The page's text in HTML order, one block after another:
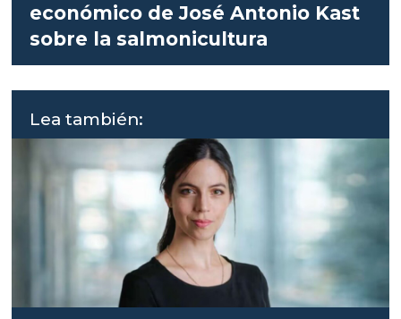
económico de José Antonio Kast
sobre la salmonicultura
Lea también: